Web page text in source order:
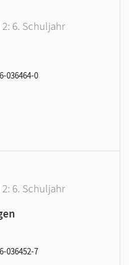
2: 6. Schuljahr
036464-0
2: 6. Schuljahr
036452-7